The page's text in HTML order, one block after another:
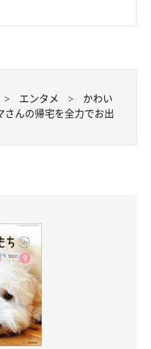
エンタメ
かわい
さんの帰宅を全力でお出